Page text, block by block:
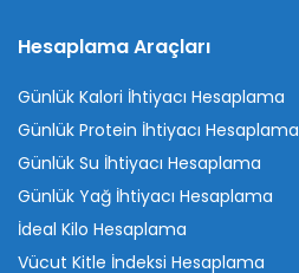
Hesaplama Araçları
Günlük Kalori İhtiyacı Hesaplama
Günlük Protein İhtiyacı Hesaplama
Günlük Su İhtiyacı Hesaplama
Günlük Yağ İhtiyacı Hesaplama
İdeal Kilo Hesaplama
Vücut Kitle İndeksi Hesaplama